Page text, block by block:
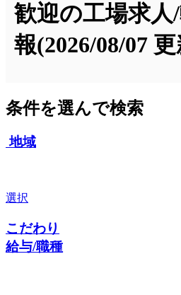
歓迎の工場求人
報(2026/08/07
条件を選んで検索
地域
選択
こだわり
給与/職種